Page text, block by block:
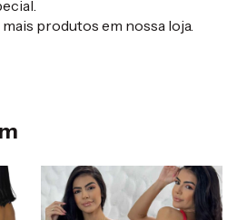
produtos em nossa loja.